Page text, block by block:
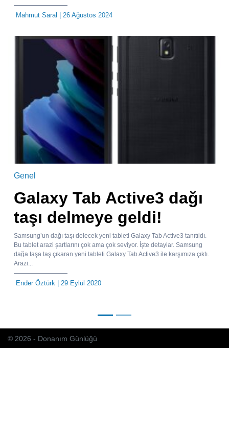
Mahmut Saral | 26 Ağustos 2024
Genel
Galaxy Tab Active3 dağı
taşı delmeye geldi!
Samsung’un dağı taşı delecek yeni tableti Galaxy Tab Active3 tanıtıldı.
Bu tablet arazi şartlarını çok ama çok seviyor. İşte detaylar. Samsung
dağa taşa taş çıkaran yeni tableti Galaxy Tab Active3 ile karşımıza çıktı.
Arazi...
Ender Öztürk | 29 Eylül 2020
© 2026 - Donanım Günlüğü